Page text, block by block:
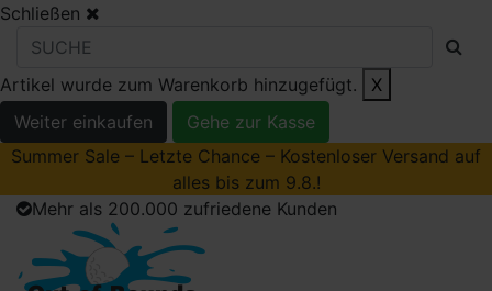
Schließen
Artikel wurde zum Warenkorb hinzugefügt.
X
Weiter einkaufen
Gehe zur Kasse
Summer Sale – Letzte Chance – Kostenloser Versand auf
alles bis zum 9.8.!
Mehr als 200.000 zufriedene Kunden